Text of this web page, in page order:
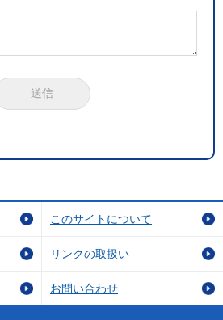
このサイトについて
リンクの取扱い
お問い合わせ